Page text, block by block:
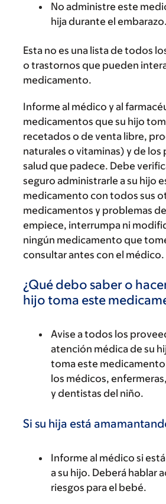
No administre este
hija durante el embarazo.
Esta no es una lista de todos
o trastornos que pueden
medicamento.
Informe al médico y al
medicamentos que su hijo
recetados o de venta libre,
naturales o vitaminas) y de los
salud que padece. Debe
seguro administrarle a su hijo
medicamento con todos sus
medicamentos y problemas
empiece, interrumpa ni
ningún medicamento que
consultar antes con el médico.
¿Qué debo saber o
hijo toma este
Avise a todos los
atención médica de su
toma este
los médicos,
y dentistas del niño.
Si su hija está
Informe al médico si
a su hijo. Deberá hablar
riesgos para el bebé.